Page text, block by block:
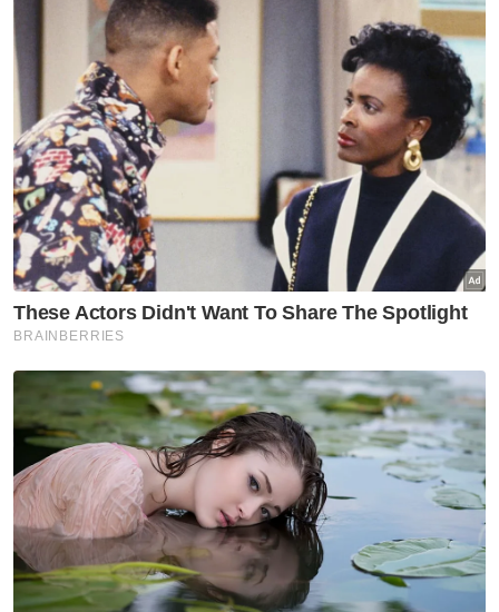
Sukan
Rifdean buru gelaran dunia di
bumi Jepun
Harimau Malaya janji aksi lebih
baik di Cheras
Sukan
semusim